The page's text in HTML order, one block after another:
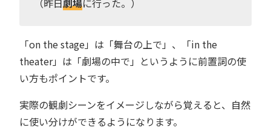
（昨日劇場に行った。）
「on the stage」は「舞台の上で」、「in the
theater」は「劇場の中で」というように前置詞の使
い方もポイントです。
実際の観劇シーンをイメージしながら覚えると、自然
に使い分けができるようになります。